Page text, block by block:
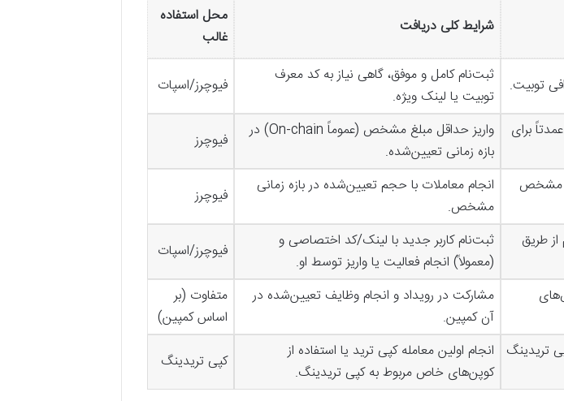
شرایط کلی دریافت
محل استفاده
غالب
توبیت.
ثبت‌نام کامل و موفق، گاهی نیاز به کد معرف
توبیت یا لینک ویژه.
فیوچرز/اسپات
برای
واریز حداقل مبلغ مشخص (عموماً On-chain) در
بازه زمانی تعیین‌شده.
فیوچرز
مشخص
انجام معاملات با حجم تعیین‌شده در بازه زمانی
مشخص.
فیوچرز
طریق
ثبت‌نام کاربر جدید با لینک/کد اختصاصی و
(معمولاً) انجام فعالیت یا واریز توسط او.
فیوچرز/اسپات
مشارکت در رویداد و انجام وظایف تعیین‌شده در
آن کمپین.
متفاوت (بر
اساس کمپین)
تریدینگ
انجام اولین معامله کپی ترید یا استفاده از
کوپن‌های خاص مربوط به کپی تریدینگ.
کپی تریدینگ